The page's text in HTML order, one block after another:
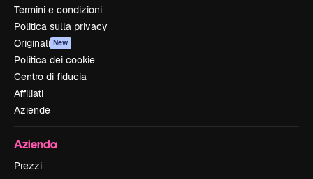
Termini e condizioni
Politica sulla privacy
Originali New
Politica dei cookie
Centro di fiducia
Affiliati
Aziende
Azienda
Prezzi